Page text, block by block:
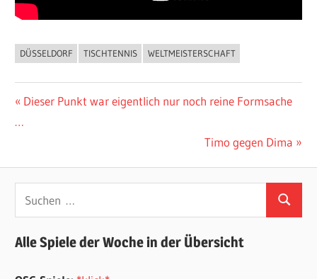
ALLGEMEIN
DÜSSELDORF TISCHTENNIS WELTMEISTERSCHAFT
Beitragsnavigation
Vorheriger
Dieser Punkt war eigentlich nur noch reine Formsache
…
Nächster
Timo gegen Dima
Suchen
Alle Spiele der Woche in der Übersicht